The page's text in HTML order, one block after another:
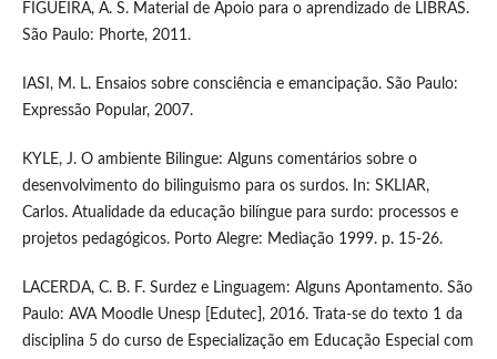
FIGUEIRA, A. S. Material de Apoio para o aprendizado de LIBRAS.
São Paulo: Phorte, 2011.
IASI, M. L. Ensaios sobre consciência e emancipação. São Paulo:
Expressão Popular, 2007.
KYLE, J. O ambiente Bilingue: Alguns comentários sobre o
desenvolvimento do bilinguismo para os surdos. In: SKLIAR,
Carlos. Atualidade da educação bilíngue para surdo: processos e
projetos pedagógicos. Porto Alegre: Mediação 1999. p. 15-26.
LACERDA, C. B. F. Surdez e Linguagem: Alguns Apontamento. São
Paulo: AVA Moodle Unesp [Edutec], 2016. Trata-se do texto 1 da
disciplina 5 do curso de Especialização em Educação Especial com